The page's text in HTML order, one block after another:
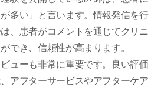
多い」と言います。情報発信を行
、患者がコメントを通じてクリニ
でき、信頼性が高まります。
ューも非常に重要です。良い評価
アフターサービスやアフターケア